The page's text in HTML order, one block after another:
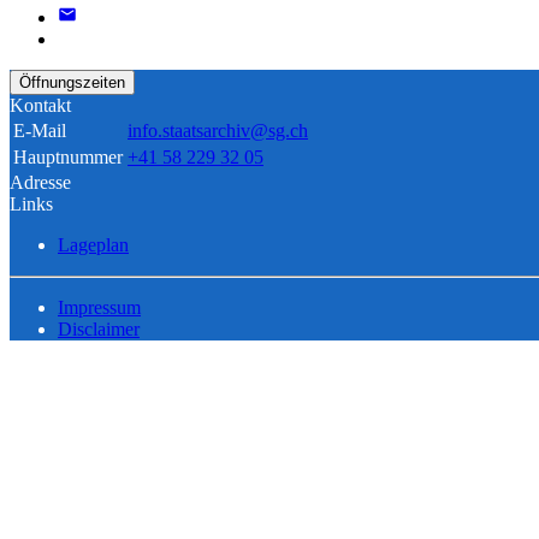
Öffnungszeiten
Kontakt
E-Mail
info.staatsarchiv@sg.ch
Hauptnummer +41 58 229 32 05
Adresse
Links
Lageplan
Impressum
Disclaimer